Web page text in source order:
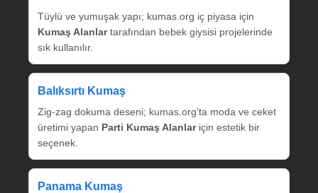
Tüylü ve yumuşak yapı; kumas.org iç piyasa için
Kumaş Alanlartarafından bebek giysisi projelerinde
sık kullanılır.
Balıksırtı Kumaş
Zig‑zag dokuma deseni; kumas.org’ta moda ve ceket
üretimi yapan Parti Kumaş Alanlariçin estetik bir
seçenek.
Panama Kumaş